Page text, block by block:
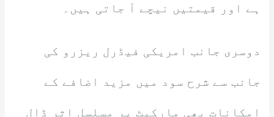
ہے اور قیمتیں نیچے آ جاتی ہیں۔
دوسری جانب امریکی فیڈرل ریزرو کی
جانب سے شرح سود میں مزید اضافے کے
امکانات بھی مارکیٹ پر مسلسل اثر ڈال